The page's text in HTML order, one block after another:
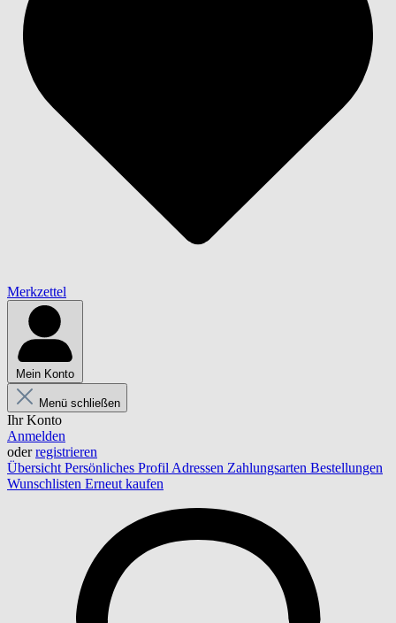
Merkzettel
Mein Konto
Menü schließen
Ihr Konto
Anmelden
oderregistrieren
Übersicht Persönliches Profil Adressen Zahlungsarten Bestellungen
Wunschlisten Erneut kaufen